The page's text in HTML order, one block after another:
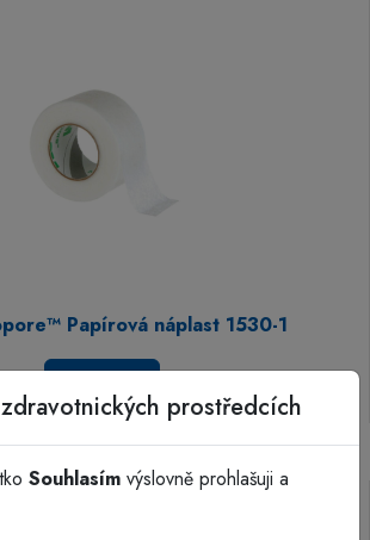
Papírová náplast 1530-1
prostředcích
Souhlasím výslovně prohlašuji a